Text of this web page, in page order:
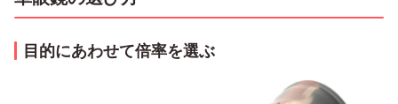
目的にあわせて倍率を選ぶ